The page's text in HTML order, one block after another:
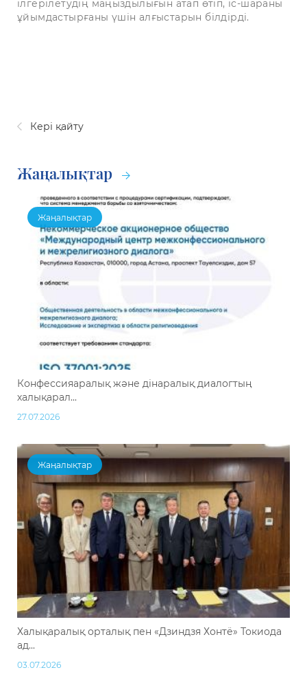
ілгерілетудің маңыздылығын атап өтіп, іс-шараны
ұйымдастырғаны үшін алғыстарын білдірді.
Кері қайту
Жаңалықтар
Жаңалықтар
Конфессияаралық және дінаралық диалогтың
халықарал...
27.07.2026
Жаңалықтар
Халықаралық орталық пен «Дзиндзя Хонтё» Токиода
ад...
03.07.2026